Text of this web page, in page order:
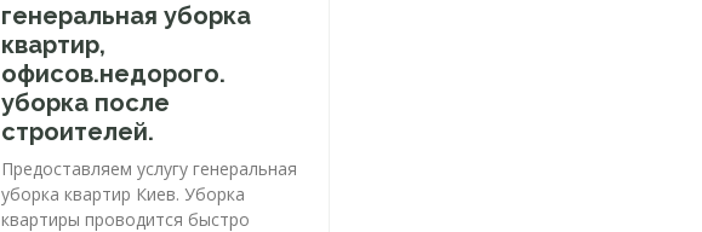
генеральная уборка
квартир,
офисов.недорого.
уборка после
строителей.
Предоставляем услугу генеральная
уборка квартир Киев. Уборка
квартиры проводится быстро